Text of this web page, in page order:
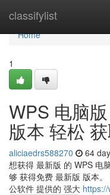
classifylist
Home
Home
1
WPS 电脑
版本 轻松
aliciaedrs588270 64
想获得 最新版 的 WPS 电
够 获得免费 最新版 版本
公软件 提供的 强大